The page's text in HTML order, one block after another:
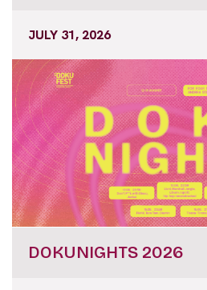
JULY 31, 2026
DOKUNIGHTS 2026